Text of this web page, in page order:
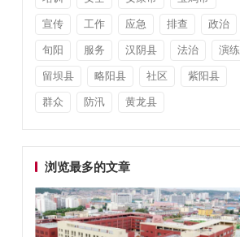
宣传 工作 应急 排查 政治
旬阳 服务 汉阴县 法治 演练
留坝县 略阳县 社区 紫阳县
群众 防汛 黄龙县
浏览最多的文章